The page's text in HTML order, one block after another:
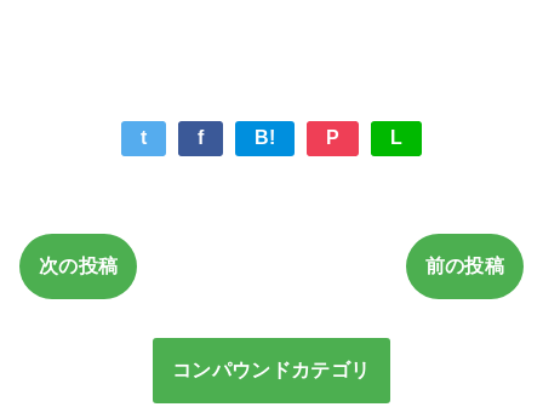
t f B! P L
次の投稿 前の投稿
コンパウンドカテゴリ